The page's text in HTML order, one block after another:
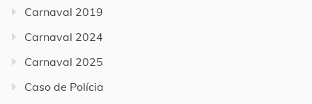
Carnaval 2019
Carnaval 2024
Carnaval 2025
Caso de Polícia